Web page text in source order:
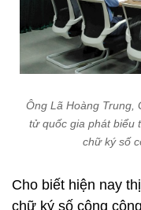
Ông Lã Hoàng Trung,
tử quốc gia phát biểu
chữ ký số
Cho biết hiện nay
chữ ký số công